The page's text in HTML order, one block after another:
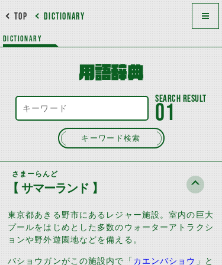
DICTIONARY
TOP
DICTIONARY
用語辞典
キーワード検索
01
さまーらんど
【 サマーランド 】
東京都あきる野市にあるレジャー施設。室内の巨大
プールをはじめとした多数のウォーターアトラクシ
ョンや野外遊園地などを備える。
バショウガンがこの施設内で「 カエンバショウ 」と